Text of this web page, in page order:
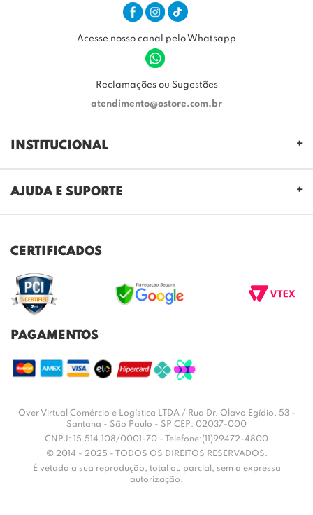
Acesse nosso canal pelo Whatsapp
Reclamações ou Sugestões
atendimento@ostore.com.br
INSTITUCIONAL
REGULAMENTO CASHBACK
AJUDA E SUPORTE
TROCAS E DEVOLUÇÕES
ENVIO E ENTREGA
DÚVIDAS FREQUENTES
CERTIFICADOS
PAGAMENTOS
Over Virtual Comércio e Logística LTDA / Rua Dr. Olavo Egídio, 53 -
Santana - São Paulo - SP CEP: 02037-000
CNPJ: 15.514.108/0001-70 - Telefone:(11)99472-4800
© 2014 - 2025 - TODOS OS DIREITOS RESERVADOS.
É vetada a sua reprodução, total ou parcial, sem a expressa
autorização.